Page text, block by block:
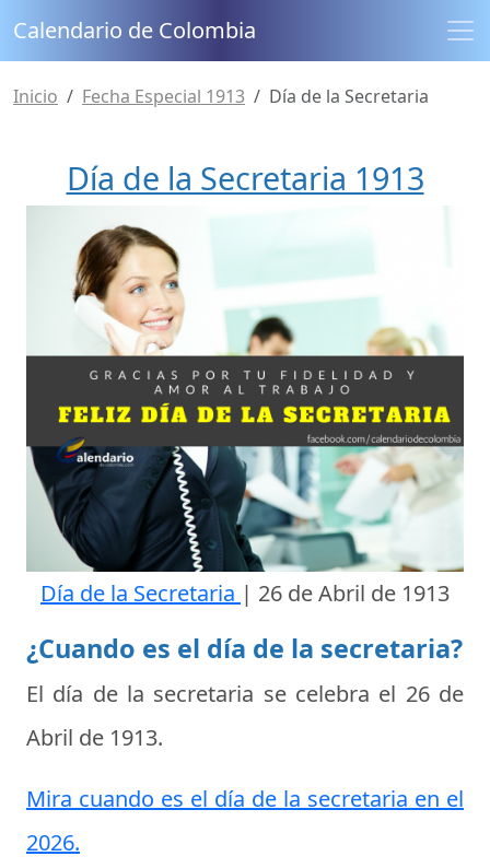
Calendario de Colombia
Inicio Fecha Especial 1913 Día de la Secretaria
Día de la Secretaria 1913
Día de la Secretaria | 26 de Abril de 1913
¿Cuando es el día de la secretaria?
El día de la secretaria se celebra el 26 de
Abril de 1913.
Mira cuando es el día de la secretaria en el
2026.